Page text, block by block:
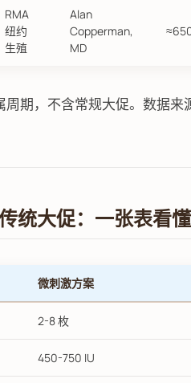
RMA
纽约
生殖
Alan
Copperman,
MD
期，不含常规大促。数据来
统大促：一张表看
微刺激方案
2-8 枚
450-750 IU